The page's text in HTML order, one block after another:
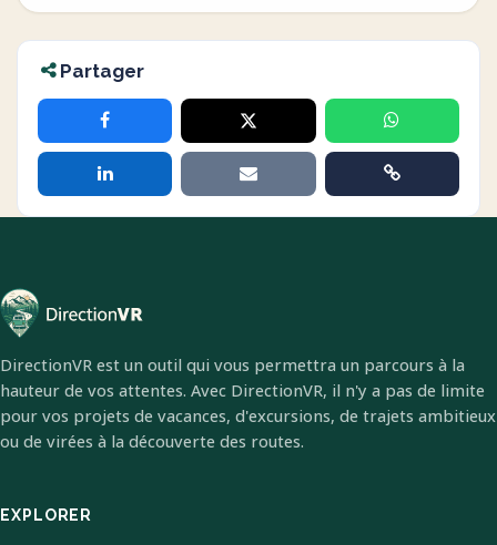
Partager
DirectionVR est un outil qui vous permettra un parcours à la
hauteur de vos attentes. Avec DirectionVR, il n'y a pas de limite
pour vos projets de vacances, d'excursions, de trajets ambitieux
ou de virées à la découverte des routes.
EXPLORER